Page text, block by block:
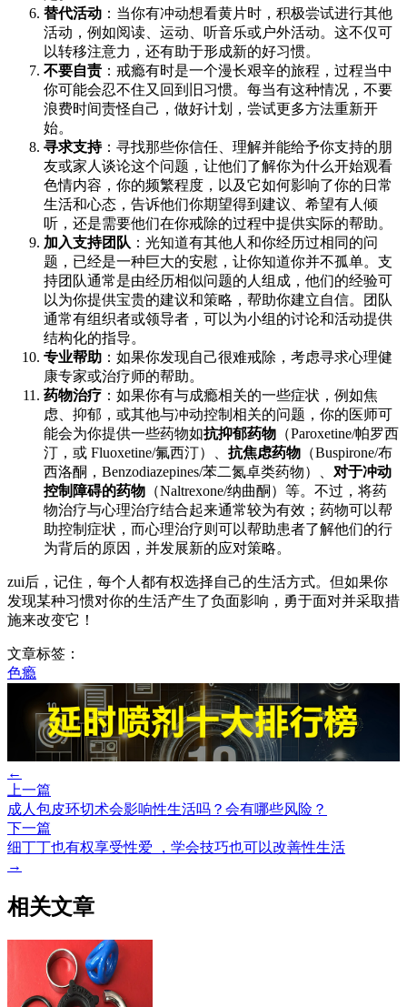
替代活动 ：当你有冲动想看黄片时，积极尝试进行其他
活动，例如阅读、运动、听音乐或户外活动。这不仅可
以转移注意力，还有助于形成新的好习惯。
不要自责 ：戒瘾有时是一个漫长艰辛的旅程，过程当中
你可能会忍不住又回到旧习惯。每当有这种情况，不要
浪费时间责怪自己，做好计划，尝试更多方法重新开
始。
寻求支持：寻找那些你信任、理解并能给予你支持的朋
友或家人谈论这个问题，让他们了解你为什么开始观看
色情内容，你的频繁程度，以及它如何影响了你的日常
生活和心态，告诉他们你期望得到建议、希望有人倾
听，还是需要他们在你戒除的过程中提供实际的帮助。
加入支持团队 ：光知道有其他人和你经历过相同的问
题，已经是一种巨大的安慰，让你知道你并不孤单。支
持团队通常是由经历相似问题的人组成，他们的经验可
以为你提供宝贵的建议和策略，帮助你建立自信。团队
通常有组织者或领导者，可以为小组的讨论和活动提供
结构化的指导。
专业帮助 ：如果你发现自己很难戒除，考虑寻求心理健
康专家或治疗师的帮助。
药物治疗 ：如果你有与成瘾相关的一些症状，例如焦
虑、抑郁，或其他与冲动控制相关的问题，你的医师可
能会为你提供一些药物如抗抑郁药物 （Paroxetine/帕罗西
汀，或 Fluoxetine/氟西汀）、 抗焦虑药物 （Buspirone/布
西洛酮，Benzodiazepines/苯二氮卓类药物）、 对于冲动
控制障碍的药物 （Naltrexone/纳曲酮）等。不过，将药
物治疗与心理治疗结合起来通常较为有效；药物可以帮
助控制症状，而心理治疗则可以帮助患者了解他们的行
为背后的原因，并发展新的应对策略。
zui后，记住，每个人都有权选择自己的生活方式。但如果你
发现某种习惯对你的生活产生了负面影响，勇于面对并采取措
施来改变它！
文章标签：
色瘾
←
上一篇
成人包皮环切术会影响性生活吗？会有哪些风险？
下一篇
细丁丁也有权享受性爱 ，学会技巧也可以改善性生活
→
相关文章